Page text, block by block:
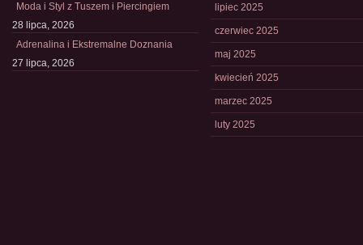
Moda i Styl z Tuszem i Piercingiem
28 lipca, 2026
Adrenalina i Ekstremalne Doznania
27 lipca, 2026
lipiec 2025
czerwiec 2025
maj 2025
kwiecień 2025
marzec 2025
luty 2025